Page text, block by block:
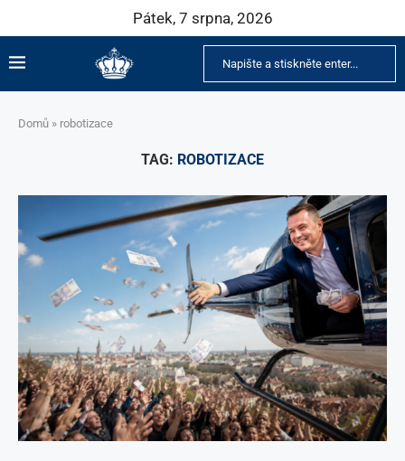
Pátek, 7 srpna, 2026
Domů » robotizace
TAG: ROBOTIZACE